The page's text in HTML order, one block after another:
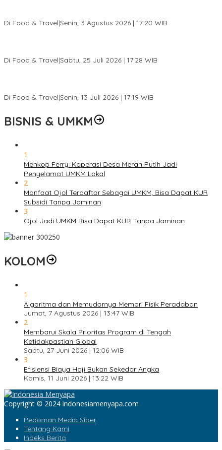
Di Food & Travel|Senin, 3 Agustus 2026 | 17:20 WIB
Di Food & Travel|Sabtu, 25 Juli 2026 | 17:28 WIB
Di Food & Travel|Senin, 13 Juli 2026 | 17:19 WIB
BISNIS & UMKM
1
Menkop Ferry: Koperasi Desa Merah Putih Jadi
Penyelamat UMKM Lokal
2
Manfaat Ojol Terdaftar Sebagai UMKM, Bisa Dapat KUR
Subsidi Tanpa Jaminan
3
Ojol Jadi UMKM Bisa Dapat KUR Tanpa Jaminan
KOLOM
1
Algoritma dan Memudarnya Memori Fisik Peradaban
Jumat, 7 Agustus 2026 | 13:47 WIB
2
Membarui Skala Prioritas Program di Tengah
Ketidakpastian Global
Sabtu, 27 Juni 2026 | 12:06 WIB
3
Efisiensi Biaya Haji Bukan Sekedar Angka
Kamis, 11 Juni 2026 | 13:22 WIB
Copyright © 2024 indonesiamenyapa.com
Pedoman Media Siber
Tentang Kami
Indeks Berita